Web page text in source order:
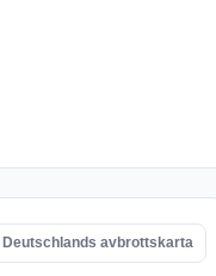
Deutschlands avbrottskarta